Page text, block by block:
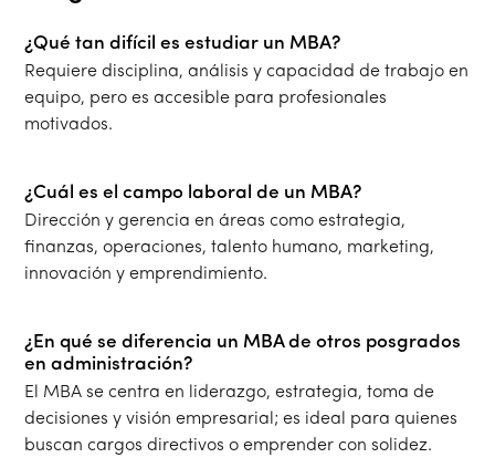
¿Qué tan difícil es estudiar un MBA?
Requiere disciplina, análisis y capacidad de trabajo en
equipo, pero es accesible para profesionales
motivados.
¿Cuál es el campo laboral de un MBA?
Dirección y gerencia en áreas como estrategia,
finanzas, operaciones, talento humano, marketing,
innovación y emprendimiento.
¿En qué se diferencia un MBA de otros posgrados
en administración?
El MBA se centra en liderazgo, estrategia, toma de
decisiones y visión empresarial; es ideal para quienes
buscan cargos directivos o emprender con solidez.